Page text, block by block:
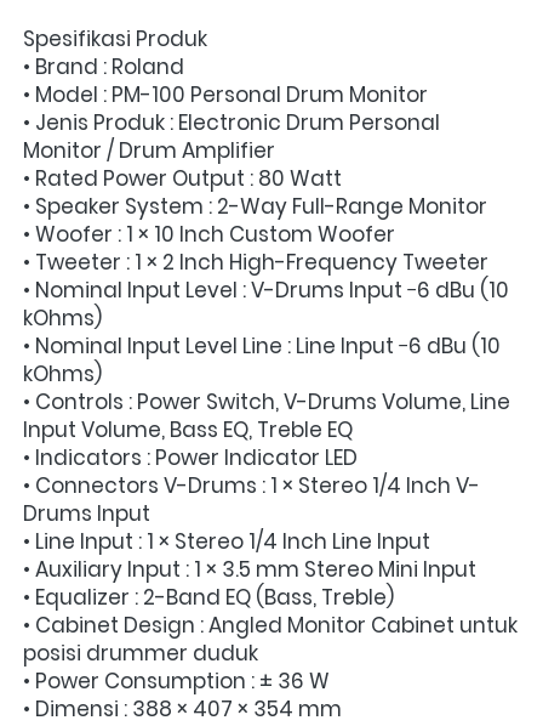
Spesifikasi Produk
• Brand : Roland
• Model : PM-100 Personal Drum Monitor
• Jenis Produk : Electronic Drum Personal
Monitor / Drum Amplifier
• Rated Power Output : 80 Watt
• Speaker System : 2-Way Full-Range Monitor
• Woofer : 1 × 10 Inch Custom Woofer
• Tweeter : 1 × 2 Inch High-Frequency Tweeter
• Nominal Input Level : V-Drums Input −6 dBu (10
kOhms)
• Nominal Input Level Line : Line Input −6 dBu (10
kOhms)
• Controls : Power Switch, V-Drums Volume, Line
Input Volume, Bass EQ, Treble EQ
• Indicators : Power Indicator LED
• Connectors V-Drums : 1 × Stereo 1/4 Inch V-
Drums Input
• Line Input : 1 × Stereo 1/4 Inch Line Input
• Auxiliary Input : 1 × 3.5 mm Stereo Mini Input
• Equalizer : 2-Band EQ (Bass, Treble)
• Cabinet Design : Angled Monitor Cabinet untuk
posisi drummer duduk
• Power Consumption : ± 36 W
• Dimensi : 388 × 407 × 354 mm